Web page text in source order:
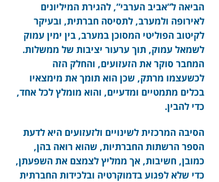
הביאה ל”אביב הערבי”, להגירת המיליונים
לאירופה ולמערב, לתסיסה חברתית, ובעיקר
לקיטוב הפוליטי המסוכן במערב, בין ימין עמוק
לשמאל עמוק, תוך ערעור יציבות של ממשלות.
המחבר סוקר את הזעזועים, והחלק הזה
לכשעצמו מרתק, שכן הוא תומך את מימצאיו
בכלים מתמטיים ומדעיים, והוא מומלץ לכל אחד,
כדי להבין.
הסיבה המרכזית לשינויים ולזעזועים היא לדעת
הספר הרשתות החברתיות, שהוא רואה בהן,
כמובן, חשיבות, אך ממליץ לצמצם את השפעתן,
כדי שלא לפגוע בדמוקרטיה ובלכידות החברתית